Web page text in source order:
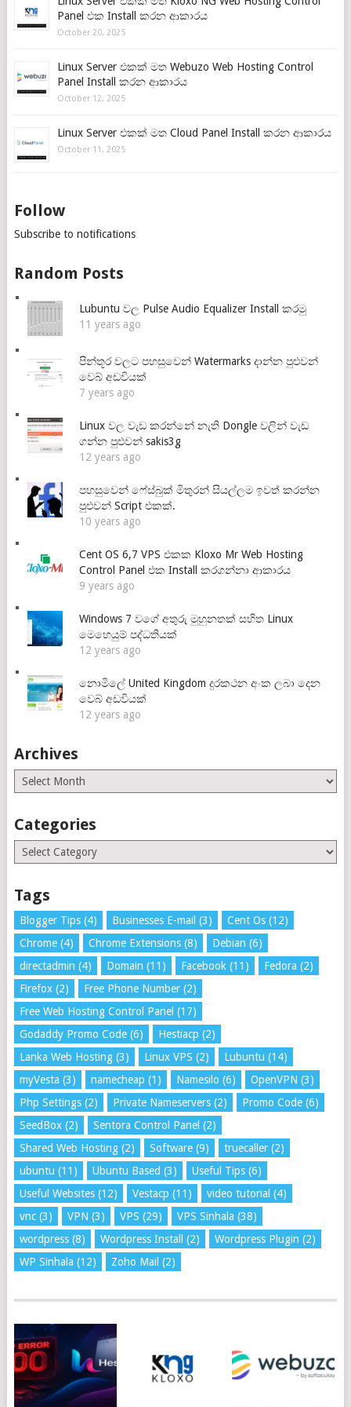
Panel එක Install කරන ආකාරය
October 20, 2025
Linux Server එකක් මත Webuzo Web Hosting Control
Panel Install කරන ආකාරය
October 12, 2025
Linux Server එකක් මත Cloud Panel Install කරන ආකාරය
October 11, 2025
Follow
Subscribe to notifications
Random Posts
Lubuntu වල Pulse Audio Equalizer Install කරමු
11 years ago
පින්තූර වලට පහසුවෙන් Watermarks දාන්න පුළුවන්
වෙබ් අඩවියක්
7 years ago
Linux වල වැඩ කරන්නේ නැති Dongle වලින් වැඩ
ගන්න පුළුවන් sakis3g
12 years ago
පහසුවෙන් ෆේස්බුක් මිතුරන් සියල්ලම ඉවත් කරන්න
පුළුවන් Script එකක්.
10 years ago
Cent OS 6,7 VPS එකක Kloxo Mr Web Hosting
Control Panel එක Install කරගන්නා ආකාරය
9 years ago
Windows 7 වගේ අතුරු මුහුනතක් සහිත Linux
මෙහෙයුම් පද්ධතියක්
12 years ago
නොමිලේ United Kingdom දුරකථන අංක ලබා දෙන
වෙබ් අඩවියක්
12 years ago
Archives
Archives
Categories
Categories
Tags
Blogger Tips(4) Businesses E-mail (3) Cent Os(12)
Chrome(4) Chrome Extensions(8) Debian (6)
directadmin (4) Domain (11) Facebook (11) Fedora (2)
Firefox(2) Free Phone Number(2)
Free Web Hosting Control Panel (17)
Godaddy Promo Code(6) Hestiacp (2)
Lanka Web Hosting(3) Linux VPS (2) Lubuntu (14)
myVesta (3) namecheap (1) Namesilo (6) OpenVPN (3)
Php Settings(2) Private Nameservers(2) Promo Code(6)
SeedBox(2) Sentora Control Panel (2)
Shared Web Hosting(2) Software(9) truecaller(2)
ubuntu (11) Ubuntu Based (3) Useful Tips(6)
Useful Websites(12) Vestacp (11) video tutorial (4)
vnc(3) VPN (3) VPS (29) VPS Sinhala (38)
wordpress(8) Wordpress Install (2) Wordpress Plugin (2)
WP Sinhala (12) Zoho Mail (2)